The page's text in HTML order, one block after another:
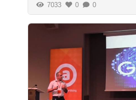
7033 0 0